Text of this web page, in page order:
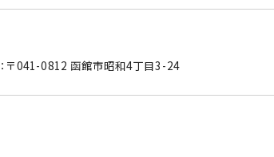
〒041-0812 函館市昭和4丁目3-24